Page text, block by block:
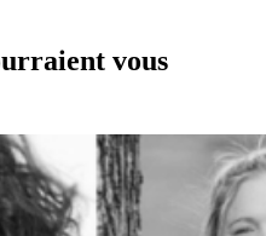
vous